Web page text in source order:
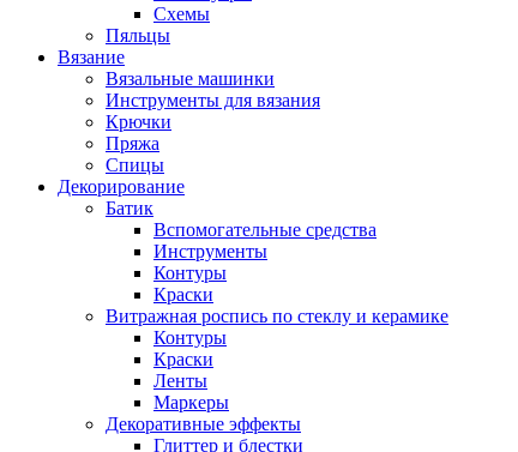
Схемы
Пяльцы
Вязание
Вязальные машинки
Инструменты для вязания
Крючки
Пряжа
Спицы
Декорирование
Батик
Вспомогательные средства
Инструменты
Контуры
Краски
Витражная роспись по стеклу и керамике
Контуры
Краски
Ленты
Маркеры
Декоративные эффекты
Глиттер и блестки